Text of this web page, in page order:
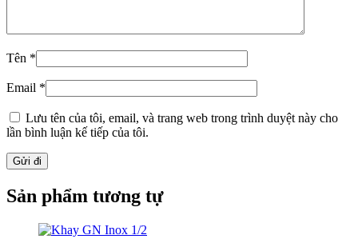
Tên *
Email *
Lưu tên của tôi, email, và trang web trong trình duyệt này cho
lần bình luận kế tiếp của tôi.
Sản phẩm tương tự